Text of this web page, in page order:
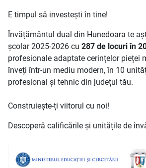
E timpul să investești în tine!
Învățământul dual din Hunedoara te
școlar 2025-2026 cu 287 de locuri în
profesionale adaptate cerințelor pieței
înveți într-un mediu modern, în 10
profesional și tehnic din județul tău.
Construiește-ți viitorul cu noi!
Descoperă calificările și unitățile de